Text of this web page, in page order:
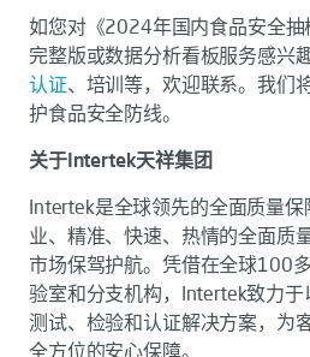
如您对《2024年国内食品安全抽
完整版或数据分析看板服务感兴
认证、培训等，欢迎联系。我们
护食品安全防线。
关于Intertek天祥集团
Intertek是全球领先的全面质量
业、精准、快速、热情的全面质
市场保驾护航。凭借在全球100
验室和分支机构，Intertek致力于
测试、检验和认证解决方案，为
全方位的安心保障。